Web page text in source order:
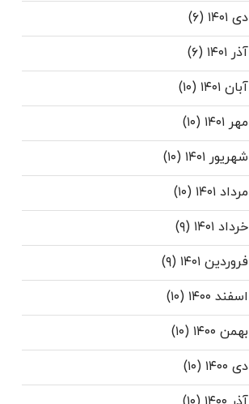
دی ۱۴۰۱
(۶)
آذر ۱۴۰۱
(۶)
آبان ۱۴۰۱
(۱۰)
مهر ۱۴۰۱
(۱۰)
شهریور ۱۴۰۱
(۱۰)
مرداد ۱۴۰۱
(۱۰)
خرداد ۱۴۰۱
(۹)
فروردین ۱۴۰۱
(۹)
اسفند ۱۴۰۰
(۱۰)
بهمن ۱۴۰۰
(۱۰)
دی ۱۴۰۰
(۱۰)